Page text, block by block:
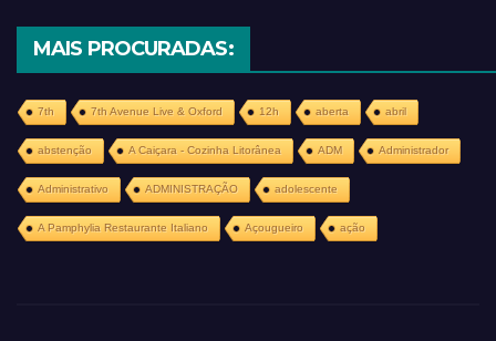
MAIS PROCURADAS:
7th 7th Avenue Live & Oxford 12h aberta abril
abstenção A Caiçara - Cozinha Litorânea ADM Administrador
Administrativo ADMINISTRAÇÃO adolescente
A Pamphylia Restaurante Italiano Açougueiro ação